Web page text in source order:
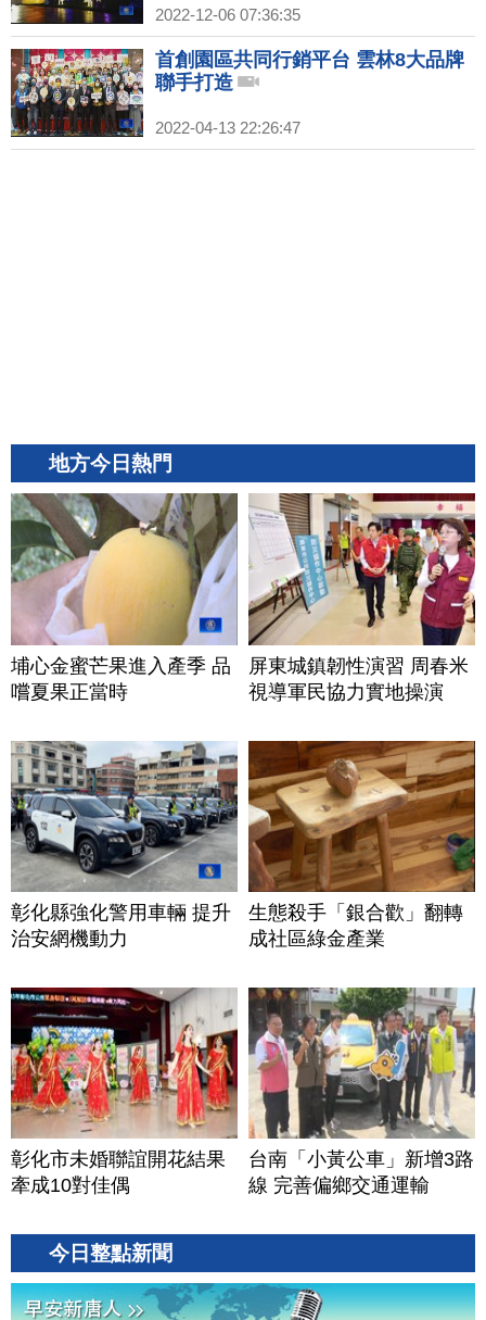
2022-12-06 07:36:35
首創園區共同行銷平台 雲林8大品牌
聯手打造
2022-04-13 22:26:47
地方今日熱門
埔心金蜜芒果進入產季 品
嚐夏果正當時
屏東城鎮韌性演習 周春米
視導軍民協力實地操演
彰化縣強化警用車輛 提升
治安網機動力
生態殺手「銀合歡」翻轉
成社區綠金產業
彰化市未婚聯誼開花結果
牽成10對佳偶
台南「小黃公車」新增3路
線 完善偏鄉交通運輸
今日整點新聞